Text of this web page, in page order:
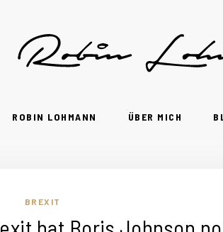
ROBIN LOHMANN ÜBER MICH
BREXIT